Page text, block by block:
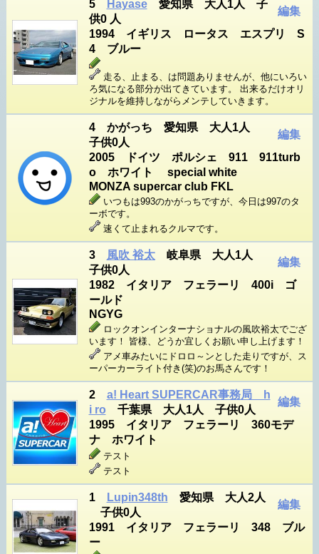
5 Hayase愛知県 大人1人 子
供0 人
編集
1994 イギリス ロータス エスプリ S
4 ブルー
走る、止まる、は問題ありませんが、他にいろい
ろ気になる部分が出てきています。 出来るだけオリ
ジナルを維持しながらメンテしていきます。
4 かがっち 愛知県 大人1人
子供0人
編集
2005 ドイツ ポルシェ 911 911turb
o ホワイト special white
MONZA supercar club FKL
いつもは993のかがっちですが、今日は997のタ
ーボです。
速くて止まれるクルマです。
3 風吹 裕太岐阜県 大人1人
子供0人
編集
1982 イタリア フェラーリ 400i ゴ
ールド
NGYG
ロックオンインターナショナルの風吹裕太でござ
います！ 皆様、どうか宜しくお願い申し上げます！
アメ車みたいにドロロ～ンとした走りですが、ス
ーパーカーライト付き(笑)のお馬さんです！
2 a! Heart SUPERCAR事務局 h
i ro 千葉県 大人1人 子供0人
編集
1995 イタリア フェラーリ 360モデ
ナ ホワイト
テスト
テスト
1 Lupin348th 愛知県 大人2人
子供0人
編集
1991 イタリア フェラーリ 348 ブル
ー